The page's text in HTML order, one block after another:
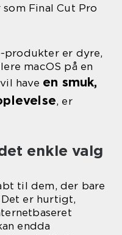
Final Cut Pro
produkter er dyre,
macOS på en
have en smuk,
, er
enkle valg
til dem, der bare
er hurtigt,
endda